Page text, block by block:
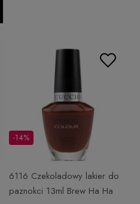
6116 Czekoladowy lakier do
paznokci 13ml Brew Ha Ha
-14%